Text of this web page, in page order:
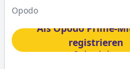
mit diesem Opodo
Opodo
Als Opodo Prime-
registrieren
Code erhalten